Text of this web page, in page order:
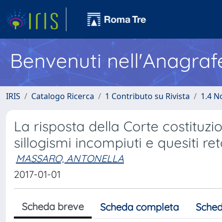
Benvenuti
IRIS Catalogo Ricerca 1 Contributo su Rivista 1.4
La risposta della Corte
sillogismi incompiuti e quesiti
MASSARO, ANTONELLA
2017-01-01
Scheda breve Scheda completa